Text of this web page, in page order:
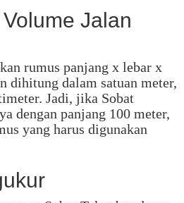
Jalan
rumus panjang x lebar x
dihitung dalam satuan meter,
Jadi, jika Sobat
dengan panjang 100 meter,
yang harus digunakan